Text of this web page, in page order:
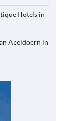
Hotels in
Apeldoorn in